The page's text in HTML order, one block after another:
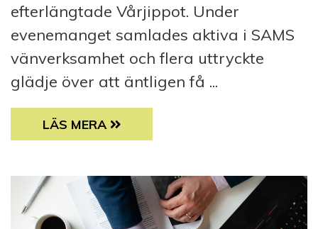
efterlängtade Vårjippot. Under
evenemanget samlades aktiva i SAMS
vänverksamhet och flera uttryckte
glädje över att äntligen få ...
VÅRJIPPO I HELSINGFORS OCH VASA
LÄS MERA